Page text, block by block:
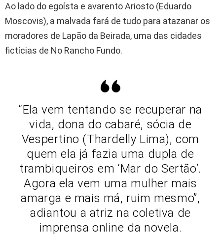
Ao lado do egoísta e avarento Ariosto (Eduardo
Moscovis), a malvada fará de tudo para atazanar os
moradores de Lapão da Beirada, uma das cidades
fictícias de No Rancho Fundo.
“Ela vem tentando se recuperar na
vida, dona do cabaré, sócia de
Vespertino (Thardelly Lima), com
quem ela já fazia uma dupla de
trambiqueiros em ‘Mar do Sertão’.
Agora ela vem uma mulher mais
amarga e mais má, ruim mesmo”,
adiantou a atriz na coletiva de
imprensa online da novela.